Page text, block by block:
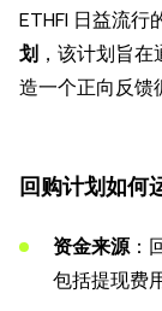
ETHFI 日益流行
划 ，该计划旨
造一个正向反馈
回购计划如何
资金来源：
包括提现费